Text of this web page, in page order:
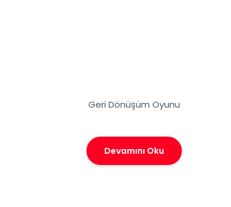
Geri Dönüşüm Oyunu
Devamını Oku